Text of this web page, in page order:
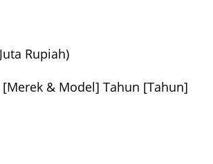
Rupiah)
& Model] Tahun [Tahun]